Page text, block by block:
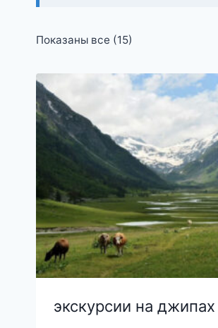
Показаны все (15)
возрастанию
экскуpсии нa джипах